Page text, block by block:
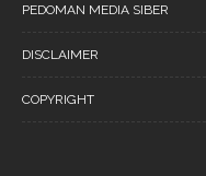
PEDOMAN MEDIA SIBER
DISCLAIMER
COPYRIGHT